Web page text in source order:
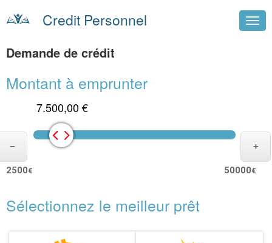
Credit Personnel
Demande de crédit
Montant à emprunter
2500€ 50000€
7.500,00 €
Sélectionnez le meilleur prêt